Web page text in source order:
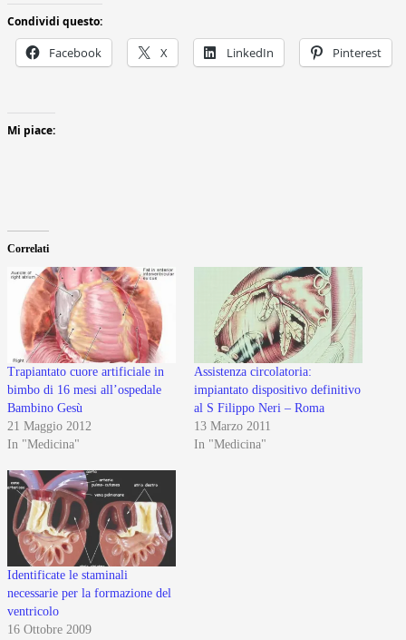
Condividi questo:
Facebook X LinkedIn Pinterest
Mi piace:
Correlati
Trapiantato cuore artificiale in
bimbo di 16 mesi all’ospedale
Bambino Gesù
21 Maggio 2012
In "Medicina"
Assistenza circolatoria:
impiantato dispositivo definitivo
al S Filippo Neri – Roma
13 Marzo 2011
In "Medicina"
Identificate le staminali
necessarie per la formazione del
ventricolo
16 Ottobre 2009